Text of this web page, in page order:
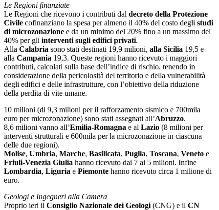
Le Regioni finanziate
Le Regioni che ricevono i contributi dal decreto della Protezione
Civile cofinanziano la spesa per almeno il 40% del costo degli studi
di microzonazione e da un minimo del 20% fino a un massimo del
40% per gli interventi sugli edifici privati.
Alla Calabria sono stati destinati 19,9 milioni, alla Sicilia 19,5 e
alla Campania 19,3. Queste regioni hanno ricevuto i maggiori
contributi, calcolati sulla base dell’indice di rischio, tenendo in
considerazione della pericolosità del territorio e della vulnerabilità
degli edifici e delle infrastrutture, con l’obiettivo della riduzione
della perdita di vite umane.
10 milioni (di 9,3 milioni per il rafforzamento sismico e 700mila
euro per microzonazione) sono stati assegnati all’Abruzzo.
8,6 milioni vanno all’Emilia-Romagna e al Lazio (8 milioni per
interventi strutturali e 600mila per la microzonazione in ciascuna
delle due regioni).
Molise, Umbria, Marche, Basilicata, Puglia, Toscana, Veneto e
Friuli-Venezia Giulia hanno ricevuto dai 7 ai 5 milioni. Infine
Lombardia, Liguria e Piemonte hanno ricevuto circa 1 milione di
euro.
Geologi e Ingegneri alla Camera
Proprio ieri il Consiglio Nazionale dei Geologi (CNG) e il CN